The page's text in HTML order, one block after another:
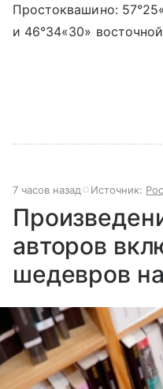
Простоквашино:
и 46°34«30»
7 часов назад Источник:
авторов
шедевров